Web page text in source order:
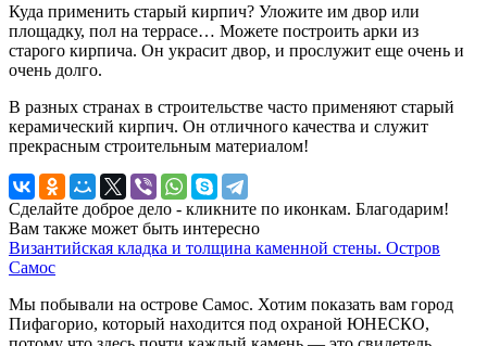
Куда применить старый кирпич? Уложите им двор или
площадку, пол на террасе… Можете построить арки из
старого кирпича. Он украсит двор, и прослужит еще очень и
очень долго.
В разных странах в строительстве часто применяют старый
керамический кирпич. Он отличного качества и служит
прекрасным строительным материалом!
Сделайте доброе дело - кликните по иконкам. Благодарим!
Вам также может быть интересно
Византийская кладка и толщина каменной стены. Остров
Самос
Мы побывали на острове Самос. Хотим показать вам город
Пифагорио, который находится под охраной ЮНЕСКО,